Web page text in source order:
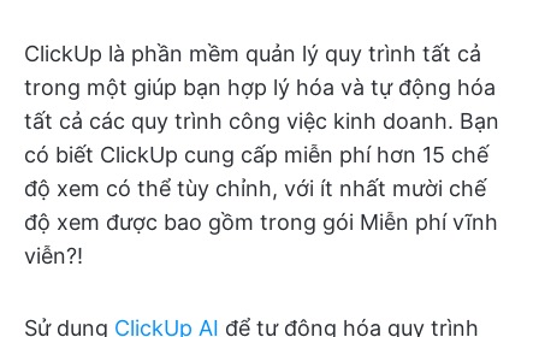
ClickUp là phần mềm quản lý quy trình tất cả
trong một giúp bạn hợp lý hóa và tự động hóa
tất cả các quy trình công việc kinh doanh. Bạn
có biết ClickUp cung cấp miễn phí hơn 15 chế
độ xem có thể tùy chỉnh, với ít nhất mười chế
độ xem được bao gồm trong gói Miễn phí vĩnh
viễn?!
Sử dụng ClickUp AI để tự động hóa quy trình